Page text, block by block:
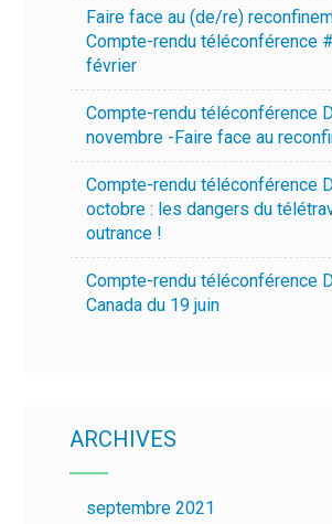
Faire face au (de/re)
Compte-rendu téléconférence
février
Compte-rendu téléconférence
novembre -Faire face au
Compte-rendu téléconférence
octobre : les dangers du
outrance !
Compte-rendu téléconférence
Canada du 19 juin
ARCHIVES
septembre 2021